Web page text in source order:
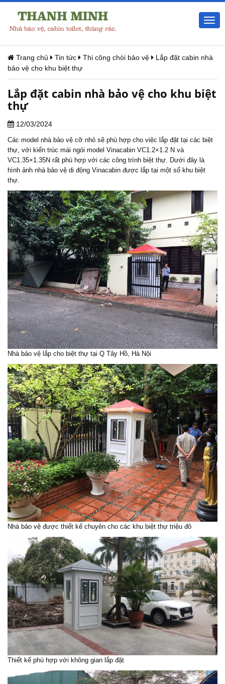
Trang chủ Tin tức Thi công chòi bảo vệ
Lắp đặt cabin nhà
bảo vệ cho khu biệt thự
Lắp đặt cabin nhà bảo vệ cho khu biệt
thự
12/03/2024
Các model nhà bảo vệ cỡ nhỏ sẽ phù hợp cho việc lắp đặt tại các biệt
thự, với kiến trúc mái ngói model Vinacabin VC1.2×1.2 N và
VC1.35×1.35N rất phù hợp với các công trình biệt thự. Dưới đây là
hình ảnh nhà bảo vệ di động Vinacabin được lắp tại một số khu biệt
thự.
Nhà bảo vệ lắp cho biệt thự tại Q Tây Hồ, Hà Nội
Nhà bảo vệ được thiết kế chuyên cho các khu biệt thự triệu đô
Thiết kế phù hợp với không gian lắp đặt